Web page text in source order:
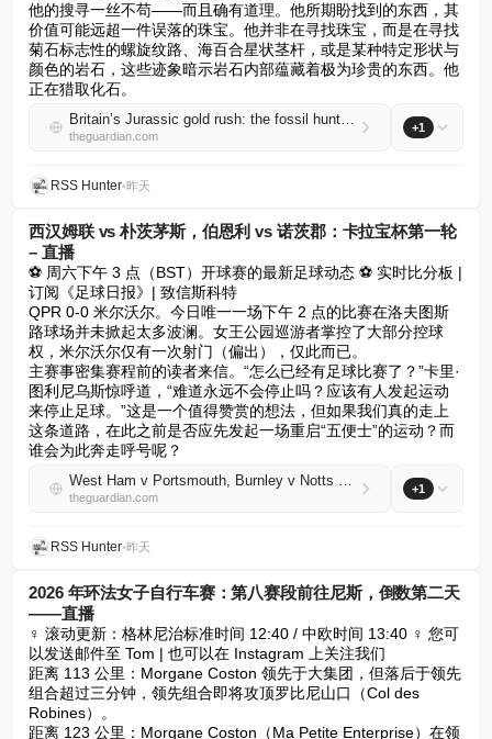
他的搜寻一丝不苟——而且确有道理。他所期盼找到的东西，其
价值可能远超一件误落的珠宝。他并非在寻找珠宝，而是在寻找
菊石标志性的螺旋纹路、海百合星状茎杆，或是某种特定形状与
颜色的岩石，这些迹象暗示岩石内部蕴藏着极为珍贵的东西。他
正在猎取化石。
Britain’s Jurassic gold rush: the fossil hunters chasing fortunes on Dorset’s beaches
theguardian.com
+1
RSS Hunter•昨天
西汉姆联 vs 朴茨茅斯，伯恩利 vs 诺茨郡：卡拉宝杯第一轮
– 直播
⚽ 周六下午 3 点（BST）开球赛的最新足球动态 ⚽ 实时比分板 |
订阅《足球日报》| 致信斯科特
QPR 0-0 米尔沃尔。今日唯一一场下午 2 点的比赛在洛夫图斯
路球场并未掀起太多波澜。女王公园巡游者掌控了大部分控球
权，米尔沃尔仅有一次射门（偏出），仅此而已。
主赛事密集赛程前的读者来信。“怎么已经有足球比赛了？”卡里·
图利尼乌斯惊呼道，“难道永远不会停止吗？应该有人发起运动
来停止足球。”这是一个值得赞赏的想法，但如果我们真的走上
这条道路，在此之前是否应先发起一场重启“五便士”的运动？而
谁会为此奔走呼号呢？
West Ham v Portsmouth, Burnley v Notts County: Carabao Cup first round – live
theguardian.com
+1
RSS Hunter•昨天
2026 年环法女子自行车赛：第八赛段前往尼斯，倒数第二天
——直播
‍♀️ 滚动更新：格林尼治标准时间 12:40 / 中欧时间 13:40 ‍♀️ 您可
以发送邮件至 Tom | 也可以在 Instagram 上关注我们
距离 113 公里：Morgane Coston 领先于大集团，但落后于领先
组合超过三分钟，领先组合即将攻顶罗比尼山口（Col des
Robines）。
距离 123 公里：Morgane Coston（Ma Petite Enterprise）在领